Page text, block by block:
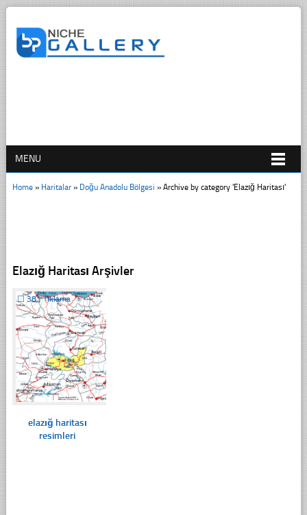
MENU
Home» Haritalar» Doğu Anadolu Bölgesi » Archive by category 'Elazığ Haritası'
Elazığ Haritası Arşivler
☐ 381 Tıklama
elazığ haritası
resimleri